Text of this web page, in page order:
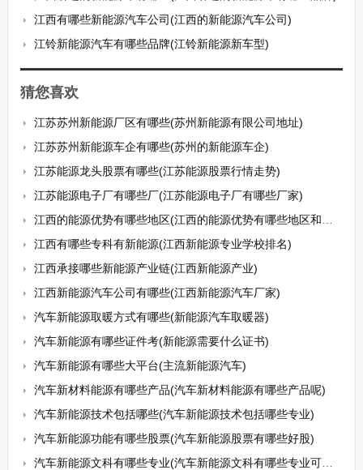
江西有哪些新能源汽车公司(江西的新能源汽车公司)
江铃新能源汽车有哪些品牌(江铃新能源新车型)
猜您喜欢
江苏苏州新能源厂区有哪些(苏州新能源有限公司地址)
江苏苏州新能源车企有哪些(苏州的新能源车企)
江苏能源龙头股票有哪些(江苏能源股票行情走势)
江苏能源电子厂有哪些厂(江苏能源电子厂有哪些厂家)
江西的能源优势有哪些地区(江西的能源优势有哪些地区和特点)
江西有哪些专科有新能源(江西新能源专业学校排名)
江西承接哪些新能源产业链(江西新能源产业)
江西新能源汽车公司有哪些(江西新能源汽车厂家)
汽车新能源取暖方式有哪些(新能源汽车取暖器)
汽车新能源有哪些证件考(新能源需要什么证书)
汽车新能源有哪些大平台(主流新能源汽车)
汽车新材料能源有哪些产品(汽车新材料能源有哪些产品呢)
汽车新能源技术包括哪些(汽车新能源技术包括哪些专业)
汽车新能源功能有哪些股票(汽车新能源股票有哪些好股)
汽车新能源文科有哪些专业(汽车新能源文科有哪些专业可以选)